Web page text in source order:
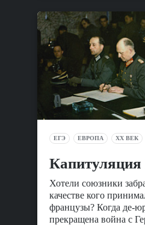
ЕГЭ ЕВРОПА XX ВЕК
Хотели союзники
качестве кого
французы? Когда де-
прекращена война с